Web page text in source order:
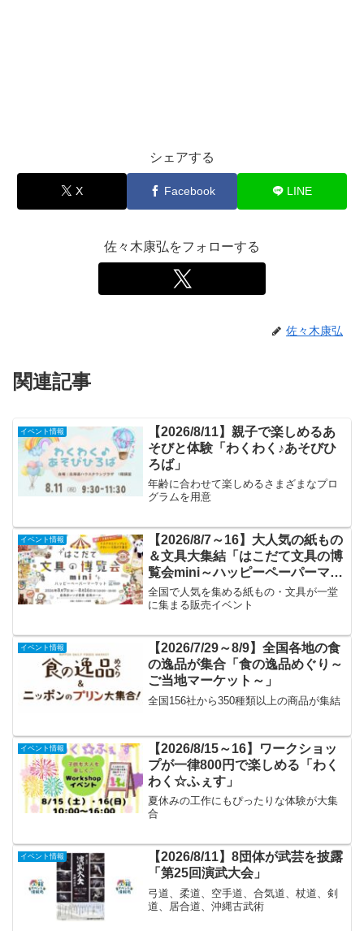
シェアする
X Facebook LINE
佐々木康弘をフォローする
佐々木康弘
関連記事
イベント情報
【2026/8/11】親子で楽しめるあ
そびと体験「わくわく♪あそびひ
ろば」
年齢に合わせて楽しめるさまざまなプロ
グラムを用意
イベント情報
【2026/8/7～16】大人気の紙もの
＆文具大集結「はこだて文具の博
覧会mini～ハッピーペーパーマー
ケット～」
全国で人気を集める紙もの・文具が一堂
に集まる販売イベント
イベント情報
【2026/7/29～8/9】全国各地の食
の逸品が集合「食の逸品めぐり～
ご当地マーケット～」
全国156社から350種類以上の商品が集結
イベント情報
【2026/8/15～16】ワークショッ
プが一律800円で楽しめる「わく
わく☆ふぇす」
夏休みの工作にもぴったりな体験が大集
合
イベント情報
【2026/8/11】8団体が武芸を披露
「第25回演武大会」
弓道、柔道、空手道、合気道、杖道、剣
道、居合道、沖縄古武術